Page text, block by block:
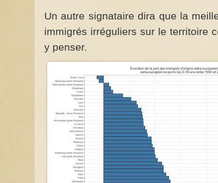
Un autre signataire dira que la
immigrés irréguliers sur le territoire
y penser.